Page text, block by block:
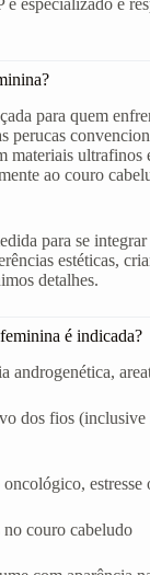
especializado e
para quem
perucas
materiais ultrafinos
ao couro
para se
estéticas,
detalhes.
é indicada?
androgenética,
dos fios (inclusive
estresse
couro cabeludo